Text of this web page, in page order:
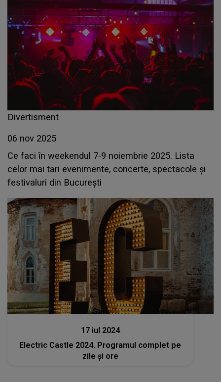
Divertisment
06 nov 2025
Ce faci în weekendul 7-9 noiembrie 2025. Lista
celor mai tari evenimente, concerte, spectacole și
festivaluri din București
Stiri
17 iul 2024
Electric Castle 2024. Programul complet pe
zile și ore